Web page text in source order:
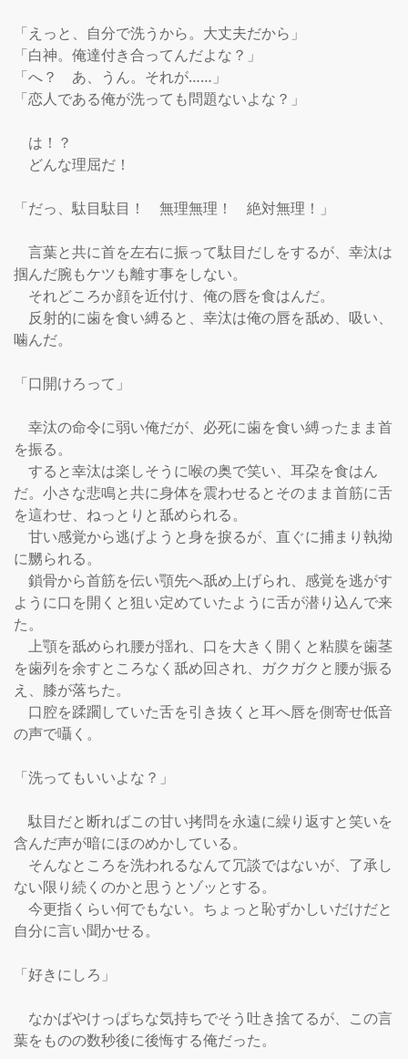
「えっと、自分で洗うから。大丈夫だから」
「白神。俺達付き合ってんだよな？」
「へ？　あ、うん。それが……」
「恋人である俺が洗っても問題ないよな？」
は！？
どんな理屈だ！
「だっ、駄目駄目！　無理無理！　絶対無理！」
言葉と共に首を左右に振って駄目だしをするが、幸汰は
掴んだ腕もケツも離す事をしない。
それどころか顔を近付け、俺の唇を食はんだ。
反射的に歯を食い縛ると、幸汰は俺の唇を舐め、吸い、
噛んだ。
「口開けろって」
幸汰の命令に弱い俺だが、必死に歯を食い縛ったまま首
を振る。
すると幸汰は楽しそうに喉の奥で笑い、耳朶を食はん
だ。小さな悲鳴と共に身体を震わせるとそのまま首筋に舌
を這わせ、ねっとりと舐められる。
甘い感覚から逃げようと身を捩るが、直ぐに捕まり執拗
に嬲られる。
鎖骨から首筋を伝い顎先へ舐め上げられ、感覚を逃がす
ように口を開くと狙い定めていたように舌が潜り込んで来
た。
上顎を舐められ腰が揺れ、口を大きく開くと粘膜を歯茎
を歯列を余すところなく舐め回され、ガクガクと腰が振る
え、膝が落ちた。
口腔を蹂躙していた舌を引き抜くと耳へ唇を側寄せ低音
の声で囁く。
「洗ってもいいよな？」
駄目だと断ればこの甘い拷問を永遠に繰り返すと笑いを
含んだ声が暗にほのめかしている。
そんなところを洗われるなんて冗談ではないが、了承し
ない限り続くのかと思うとゾッとする。
今更指くらい何でもない。ちょっと恥ずかしいだけだと
自分に言い聞かせる。
「好きにしろ」
なかばやけっぱちな気持ちでそう吐き捨てるが、この言
葉をものの数秒後に後悔する俺だった。